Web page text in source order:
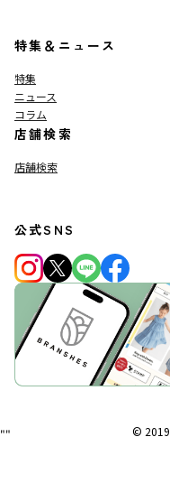
特集＆ニュース
特集
ニュース
コラム
店舗検索
店舗検索
公式SNS
© 2019
""